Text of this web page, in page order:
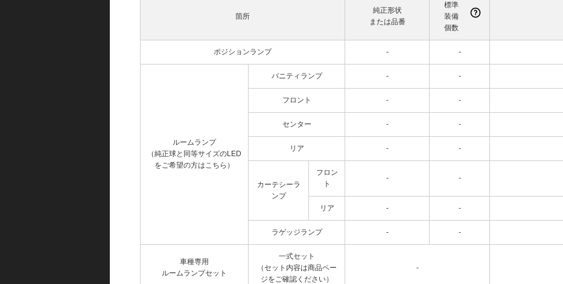
箇所
純正形状
または品番
標準
装備
個数
ポジションランプ - -
ルームランプ
（純正球と同等サイズのLED
をご希望の方はこちら）
バニティランプ - -
フロント - -
センター - -
リア - -
カーテシーラ
ンプ
フロン
ト
- -
リア - -
ラゲッジランプ - -
車種専用
ルームランプセット
一式セット
（セット内容は商品ペー
ジをご確認ください）
-